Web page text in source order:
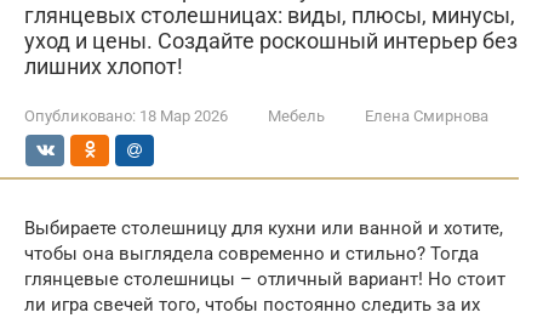
глянцевых столешницах: виды, плюсы, минусы,
уход и цены. Создайте роскошный интерьер без
лишних хлопот!
Опубликовано: 18 Мар 2026 Мебель Елена Смирнова
Выбираете столешницу для кухни или ванной и хотите,
чтобы она выглядела современно и стильно? Тогда
глянцевые столешницы – отличный вариант! Но стоит
ли игра свечей того, чтобы постоянно следить за их